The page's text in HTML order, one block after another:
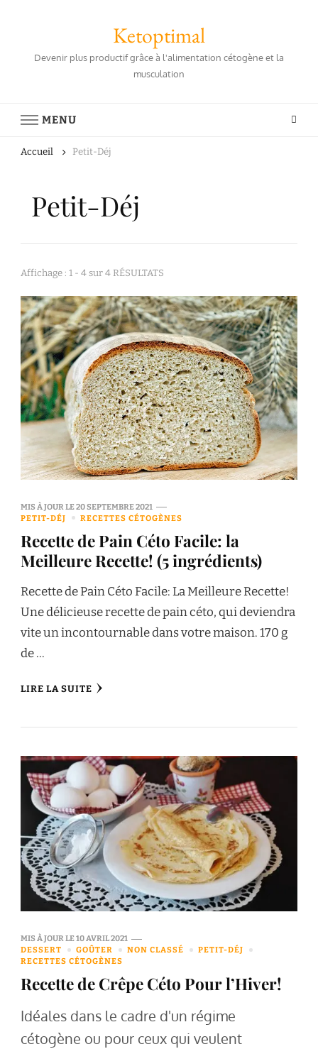
Ketoptimal
Devenir plus productif grâce à l'alimentation cétogène et la
musculation
MENU
Accueil Petit-Déj
Petit-Déj
Affichage : 1 - 4 sur 4 RÉSULTATS
MIS À JOUR LE20 SEPTEMBRE 2021
PETIT-DÉJ
RECETTES CÉTOGÈNES
Recette de Pain Céto Facile: la
Meilleure Recette! (5 ingrédients)
Recette de Pain Céto Facile: La Meilleure Recette!
Une délicieuse recette de pain céto, qui deviendra
vite un incontournable dans votre maison. 170 g
de …
LIRE LA SUITE
MIS À JOUR LE10 AVRIL 2021
DESSERT
GOÛTER NON CLASSÉ
PETIT-DÉJ
RECETTES CÉTOGÈNES
Recette de Crêpe Céto Pour l’Hiver!
Idéales dans le cadre d'un régime
cétogène ou pour ceux qui veulent